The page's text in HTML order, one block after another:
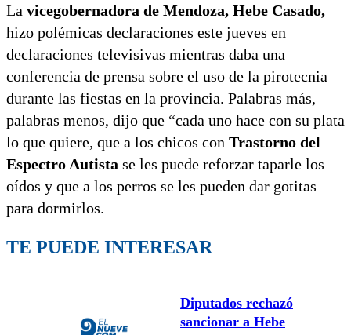
La vicegobernadora de Mendoza, Hebe Casado,
hizo polémicas declaraciones este jueves en
declaraciones televisivas mientras daba una
conferencia de prensa sobre el uso de la pirotecnia
durante las fiestas en la provincia. Palabras más,
palabras menos, dijo que “cada uno hace con su plata
lo que quiere, que a los chicos con Trastorno del
Espectro Autista se les puede reforzar taparle los
oídos y que a los perros se les pueden dar gotitas
para dormirlos.
TE PUEDE INTERESAR
Diputados rechazó
sancionar a Hebe